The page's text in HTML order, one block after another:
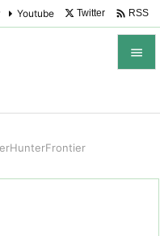

Youtube Twitter  RSS